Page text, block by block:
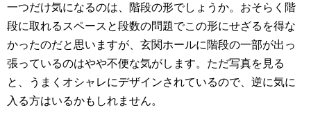
一つだけ気になるのは、階段の形でしょうか。おそらく階
段に取れるスペースと段数の問題でこの形にせざるを得な
かったのだと思いますが、玄関ホールに階段の一部が出っ
張っているのはやや不便な気がします。ただ写真を見る
と、うまくオシャレにデザインされているので、逆に気に
入る方はいるかもしれません。